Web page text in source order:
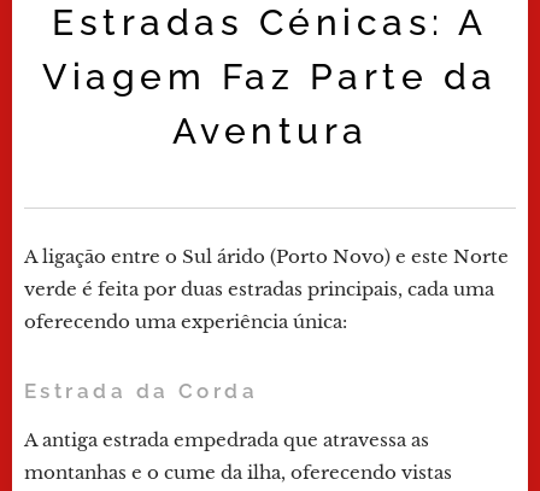
Estradas Cénicas: A
Viagem Faz Parte da
Aventura
A ligação entre o Sul árido (Porto Novo) e este Norte
verde é feita por duas estradas principais, cada uma
oferecendo uma experiência única:
Estrada da Corda
A antiga estrada empedrada que atravessa as
montanhas e o cume da ilha, oferecendo vistas